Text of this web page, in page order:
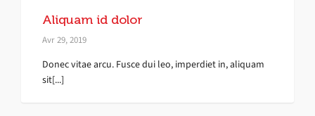
Aliquam id dolor
Avr 29, 2019
Donec vitae arcu. Fusce dui leo, imperdiet in, aliquam
sit[...]